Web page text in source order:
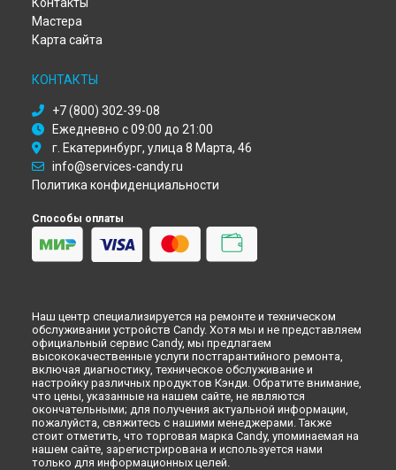
Ремонт стиральной машины GO 1060 D Candy в
Ремонт стиральной машины GO 1060 D Candy в
Ремонт стиральной машины GO 1060 D Candy в
Ремонт стиральной машины GO 1060 D Candy в
Ремонт стиральной машины GO 1060 D Candy в
Новокузнецке
Ремонт стиральной машины GO 1060 D Candy в
Ремонт стиральной машины GO 1060 D Candy в
Ремонт стиральной машины GO 1060 D Candy в
Ремонт стиральной машины GO 1060 D Candy в
Мастера
Карта сайта
КОНТАКТЫ
+7 (800) 302-39-08
Ежедневно с 09:00 до 21:00
г. Екатеринбург, улица 8 Марта, 46
info@services-candy.ru
Политика конфиденциальности
Способы оплаты
Наш центр специализируется на ремонте и техническом
обслуживании устройств Candy. Хотя мы и не представляем
официальный сервис Candy, мы предлагаем
высококачественные услуги постгарантийного ремонта,
включая диагностику, техническое обслуживание и
настройку различных продуктов Кэнди. Обратите внимание,
что цены, указанные на нашем сайте, не являются
окончательными; для получения актуальной информации,
пожалуйста, свяжитесь с нашими менеджерами. Также
стоит отметить, что торговая марка Candy, упоминаемая на
нашем сайте, зарегистрирована и используется нами
только для информационных целей.